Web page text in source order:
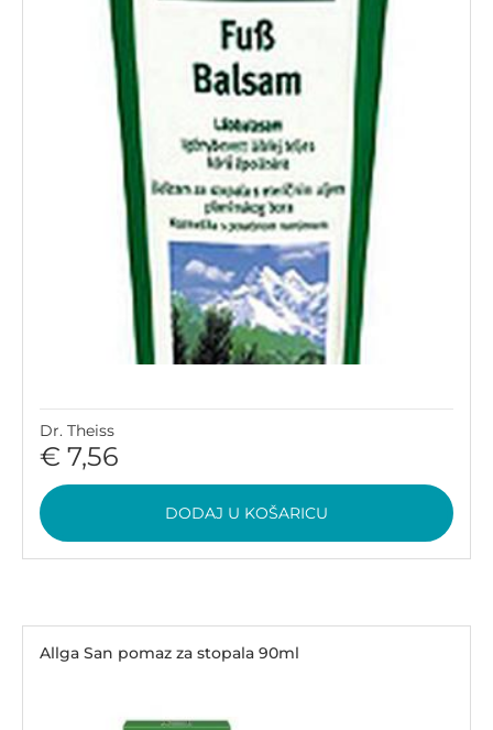
Dr. Theiss
€ 7,56
DODAJ U KOŠARICU
Allga San pomaz za stopala 90ml